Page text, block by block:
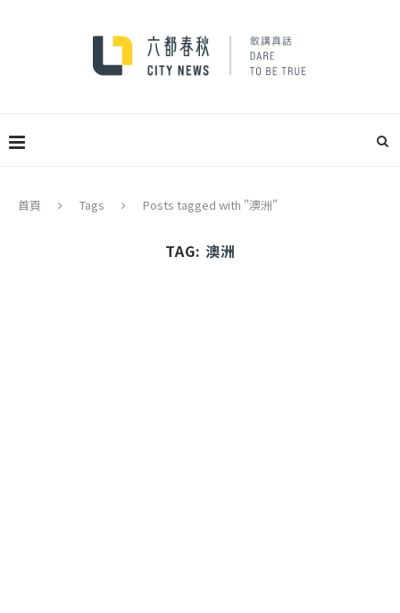
首頁 Tags Posts tagged with "澳洲"
TAG: 澳洲